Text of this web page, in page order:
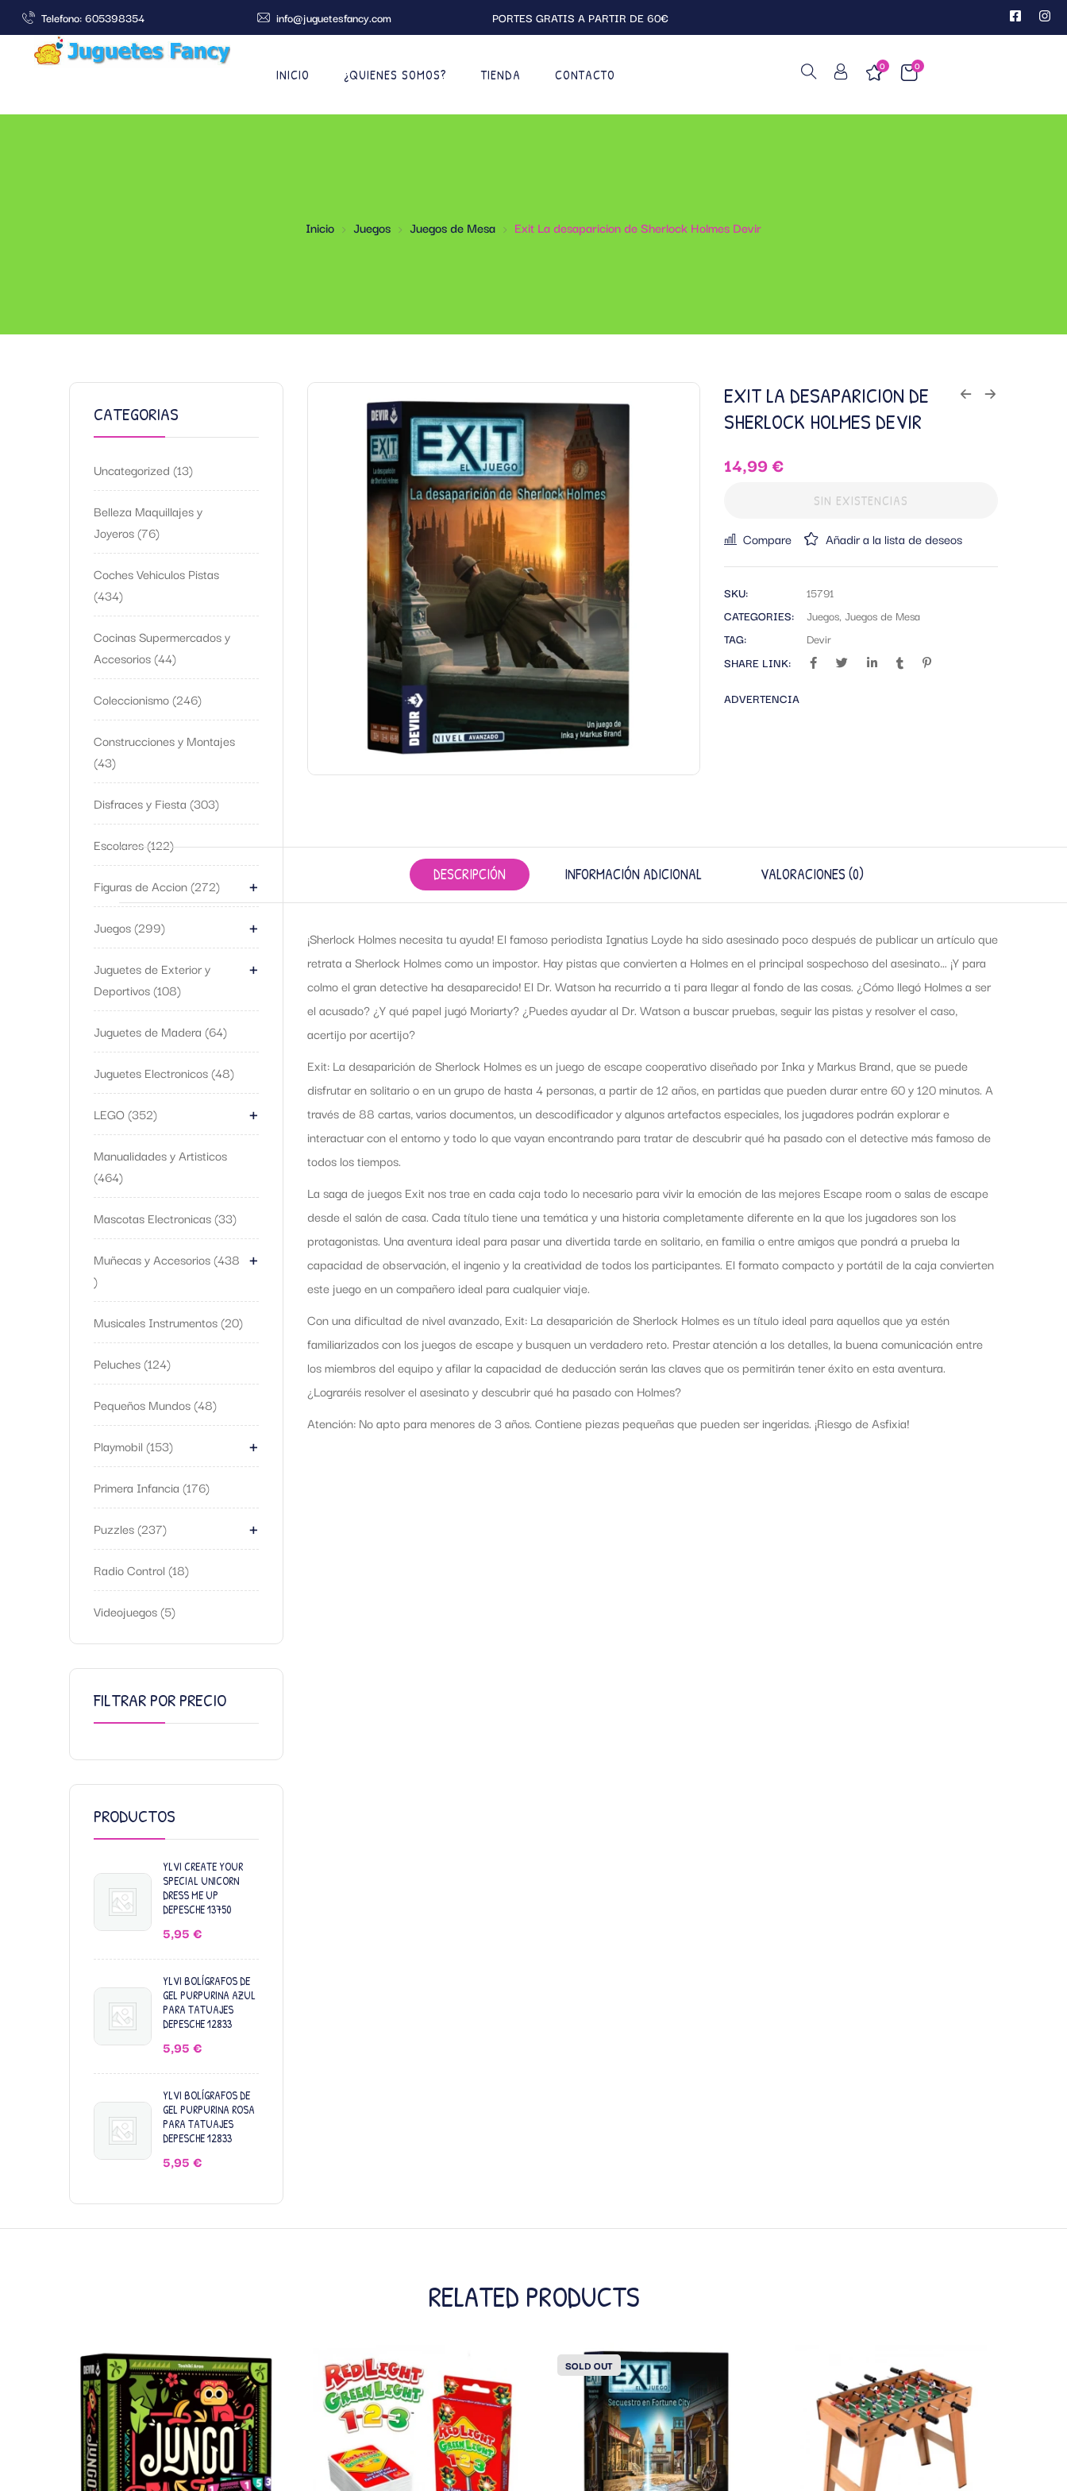
Telefono: 605398354 info@juguetesfancy.com PORTES GRATIS A PARTIR DE 60€
INICIO ¿QUIENES SOMOS? TIENDA CONTACTO
0
0
Inicio Juegos Juegos de Mesa Exit La desaparicion de Sherlock Holmes Devir
CATEGORIAS
Uncategorized 13
Belleza Maquillajes y
Joyeros 76
Coches Vehiculos Pistas
434
Cocinas Supermercados y
Accesorios 44
Coleccionismo 246
Construcciones y Montajes
43
Disfraces y Fiesta 303
Escolares 122
Figuras de Accion 272 +
Juegos 299 +
Juguetes de Exterior y
Deportivos 108
+
Juguetes de Madera 64
Juguetes Electronicos 48
LEGO 352 +
Manualidades y Artisticos
464
Mascotas Electronicas 33
Muñecas y Accesorios 438 +
Musicales Instrumentos 20
Peluches 124
Pequeños Mundos 48
Playmobil 153 +
Primera Infancia 176
Puzzles 237 +
Radio Control 18
Videojuegos 5
FILTRAR POR PRECIO
PRODUCTOS
YLVI CREATE YOUR
SPECIAL UNICORN
DRESS ME UP
DEPESCHE 13750
5,95 €
YLVI BOLÍGRAFOS DE
GEL PURPURINA AZUL
PARA TATUAJES
DEPESCHE 12833
5,95 €
YLVI BOLÍGRAFOS DE
GEL PURPURINA ROSA
PARA TATUAJES
DEPESCHE 12833
5,95 €
EXIT LA DESAPARICION DE
SHERLOCK HOLMES DEVIR
14,99€
SIN EXISTENCIAS
Compare Añadir a la lista de deseos
SKU:
15791
CATEGORIES:
Juegos, Juegos de Mesa
TAG:
Devir
SHARE LINK:
ADVERTENCIA
DESCRIPCIÓN INFORMACIÓN ADICIONAL VALORACIONES (0)
¡Sherlock Holmes necesita tu ayuda! El famoso periodista Ignatius Loyde ha sido asesinado poco después de publicar un artículo que
retrata a Sherlock Holmes como un impostor. Hay pistas que convierten a Holmes en el principal sospechoso del asesinato… ¡Y para
colmo el gran detective ha desaparecido! El Dr. Watson ha recurrido a ti para llegar al fondo de las cosas. ¿Cómo llegó Holmes a ser
el acusado? ¿Y qué papel jugó Moriarty? ¿Puedes ayudar al Dr. Watson a buscar pruebas, seguir las pistas y resolver el caso,
acertijo por acertijo?
Exit: La desaparición de Sherlock Holmes es un juego de escape cooperativo diseñado por Inka y Markus Brand, que se puede
disfrutar en solitario o en un grupo de hasta 4 personas, a partir de 12 años, en partidas que pueden durar entre 60 y 120 minutos. A
través de 88 cartas, varios documentos, un descodificador y algunos artefactos especiales, los jugadores podrán explorar e
interactuar con el entorno y todo lo que vayan encontrando para tratar de descubrir qué ha pasado con el detective más famoso de
todos los tiempos.
La saga de juegos Exit nos trae en cada caja todo lo necesario para vivir la emoción de las mejores Escape room o salas de escape
desde el salón de casa. Cada título tiene una temática y una historia completamente diferente en la que los jugadores son los
protagonistas. Una aventura ideal para pasar una divertida tarde en solitario, en familia o entre amigos que pondrá a prueba la
capacidad de observación, el ingenio y la creatividad de todos los participantes. El formato compacto y portátil de la caja convierten
este juego en un compañero ideal para cualquier viaje.
Con una dificultad de nivel avanzado, Exit: La desaparición de Sherlock Holmes es un título ideal para aquellos que ya estén
familiarizados con los juegos de escape y busquen un verdadero reto. Prestar atención a los detalles, la buena comunicación entre
los miembros del equipo y afilar la capacidad de deducción serán las claves que os permitirán tener éxito en esta aventura.
¿Lograréis resolver el asesinato y descubrir qué ha pasado con Holmes?
Atención: No apto para menores de 3 años. Contiene piezas pequeñas que pueden ser ingeridas. ¡Riesgo de Asfixia!
RELATED PRODUCTS
SOLD OUT